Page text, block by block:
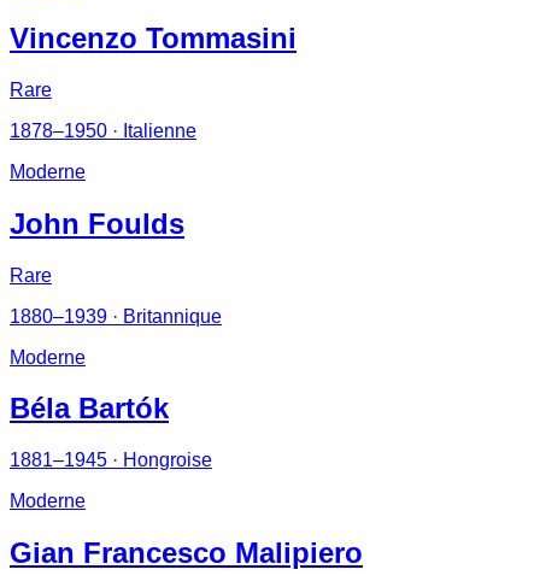
Vincenzo Tommasini
Rare
1878–1950 · Italienne
Moderne
John Foulds
Rare
1880–1939 · Britannique
Moderne
Béla Bartók
1881–1945 · Hongroise
Moderne
Gian Francesco Malipiero